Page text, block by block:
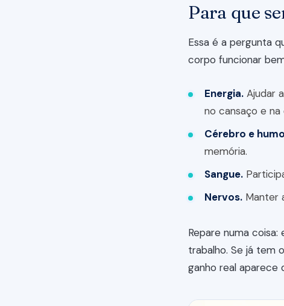
Para que
Essa é a pergunta
corpo funcionar
Energia. Ajudar
no cansaço e na
Cérebro e
memória.
Sangue.
Nervos. Manter
Repare numa
trabalho. Se já tem
ganho real aparece